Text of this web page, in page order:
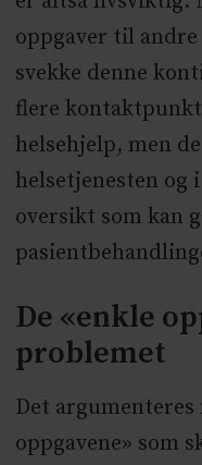
oppgaver til
svekke denne
flere
helsehjelp, men
helsetjenesten og
oversikt som kan
De «enkle
problemet
Det argumenteres
oppgavene» som